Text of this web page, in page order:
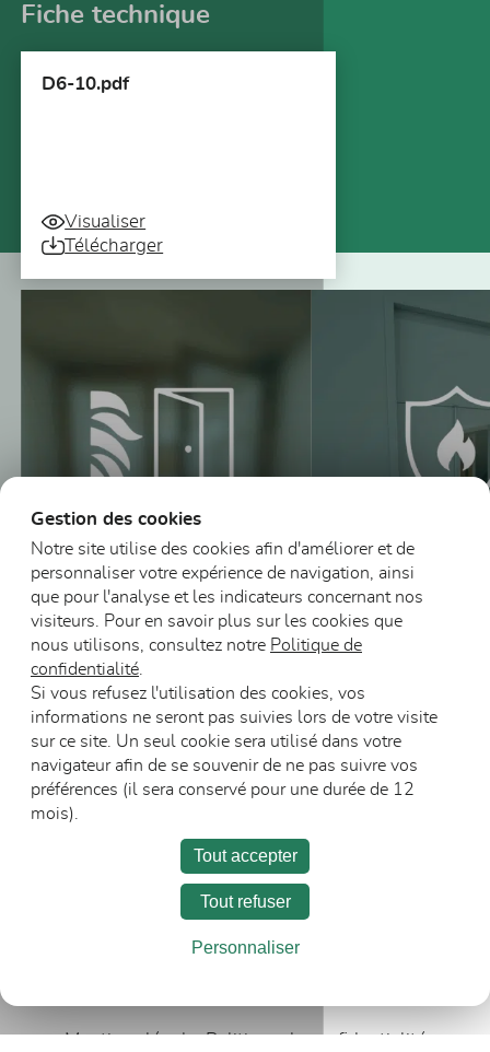
Fiche technique
D6-10.pdf
Visualiser
Télécharger
Blocs-portes vitrés
en bois DAS
Blocs-portes
résistants au feu
CarrièreEspace Presse
Recevoir les communications
Mentions légalesPolitique de confidentialité
Gestion des cookies
Notre site utilise des cookies afin d'améliorer et de
personnaliser votre expérience de navigation, ainsi
que pour l'analyse et les indicateurs concernant nos
visiteurs. Pour en savoir plus sur les cookies que
nous utilisons, consultez notre Politique de
confidentialité
Si vous refusez l'utilisation des cookies, vos
informations ne seront pas suivies lors de votre visite
sur ce site. Un seul cookie sera utilisé dans votre
navigateur afin de se souvenir de ne pas suivre vos
préférences (il sera conservé pour une durée de 12
mois).
Tout accepter
Tout refuser
Personnaliser